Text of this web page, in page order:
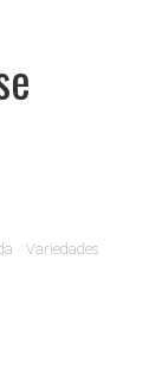
Variedades